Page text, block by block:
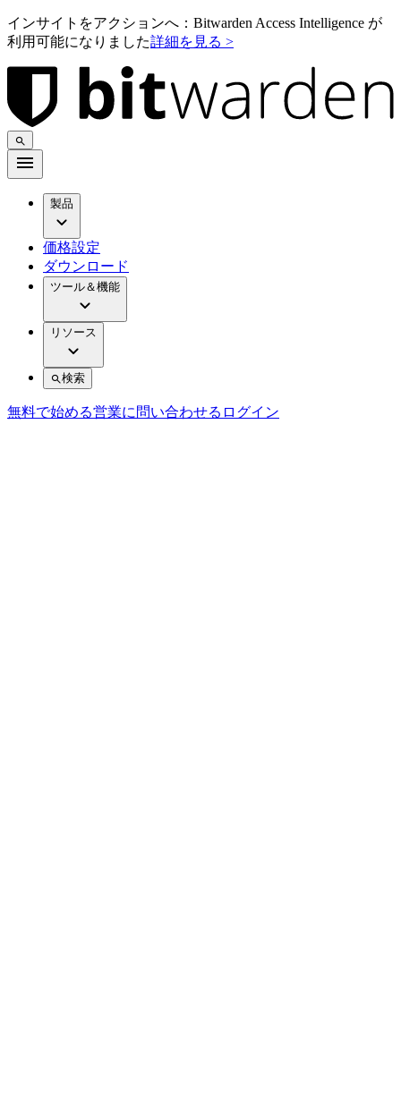
インサイトをアクションへ：Bitwarden Access Intelligence が
利用可能になりました詳細を見る >
製品
価格設定
ダウンロード
ツール＆機能
リソース
検索
無料で始める営業に問い合わせる ログイン